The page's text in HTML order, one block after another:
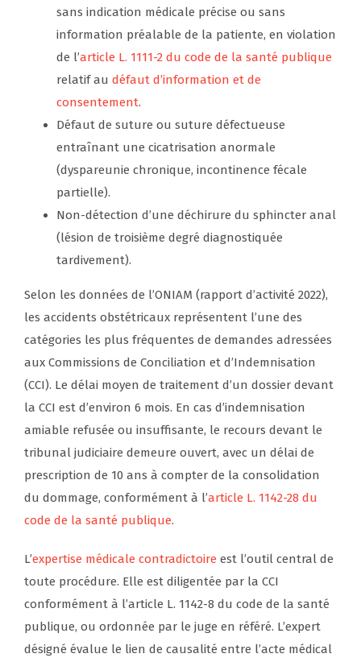
sans indication médicale précise ou sans
information préalable de la patiente, en violation
de l’article L. 1111-2 du code de la santé publique
relatif au défaut d’information et de
consentement.
Défaut de suture ou suture défectueuse
entraînant une cicatrisation anormale
(dyspareunie chronique, incontinence fécale
partielle).
Non-détection d’une déchirure du sphincter anal
(lésion de troisième degré diagnostiquée
tardivement).
Selon les données de l’ONIAM (rapport d’activité 2022),
les accidents obstétricaux représentent l’une des
catégories les plus fréquentes de demandes adressées
aux Commissions de Conciliation et d’Indemnisation
(CCI). Le délai moyen de traitement d’un dossier devant
la CCI est d’environ 6 mois. En cas d’indemnisation
amiable refusée ou insuffisante, le recours devant le
tribunal judiciaire demeure ouvert, avec un délai de
prescription de 10 ans à compter de la consolidation
du dommage, conformément à l’article L. 1142-28 du
code de la santé publique.
L’expertise médicale contradictoire est l’outil central de
toute procédure. Elle est diligentée par la CCI
conformément à l’article L. 1142-8 du code de la santé
publique, ou ordonnée par le juge en référé. L’expert
désigné évalue le lien de causalité entre l’acte médical